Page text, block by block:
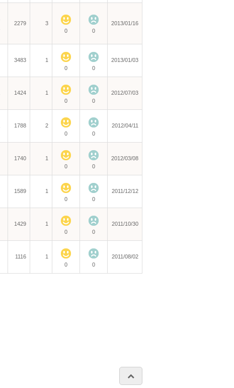
2279
3
0
0
2013/01/16
3483
1
0
0
2013/01/03
1424
1
0
0
2012/07/03
1788
2
0
0
2012/04/11
1740
1
0
0
2012/03/08
1589
1
0
0
2011/12/12
1429
1
0
0
2011/10/30
1116
1
0
0
2011/08/02